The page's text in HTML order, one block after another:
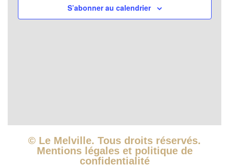
de
S’abonner au calendrier
© Le Melville. Tous droits réservés.
Mentions légales et politique de
confidentialité